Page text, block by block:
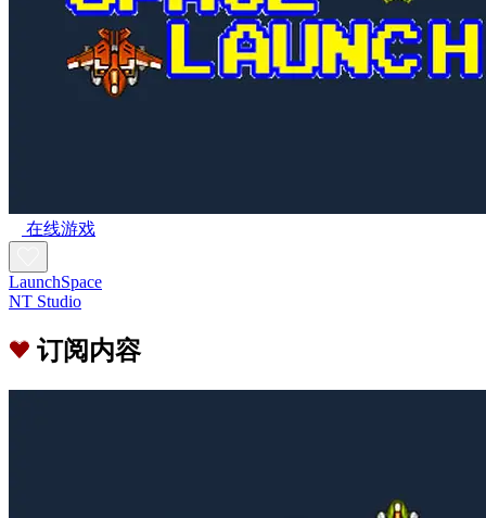
在线游戏
LaunchSpace
NT Studio
订阅内容